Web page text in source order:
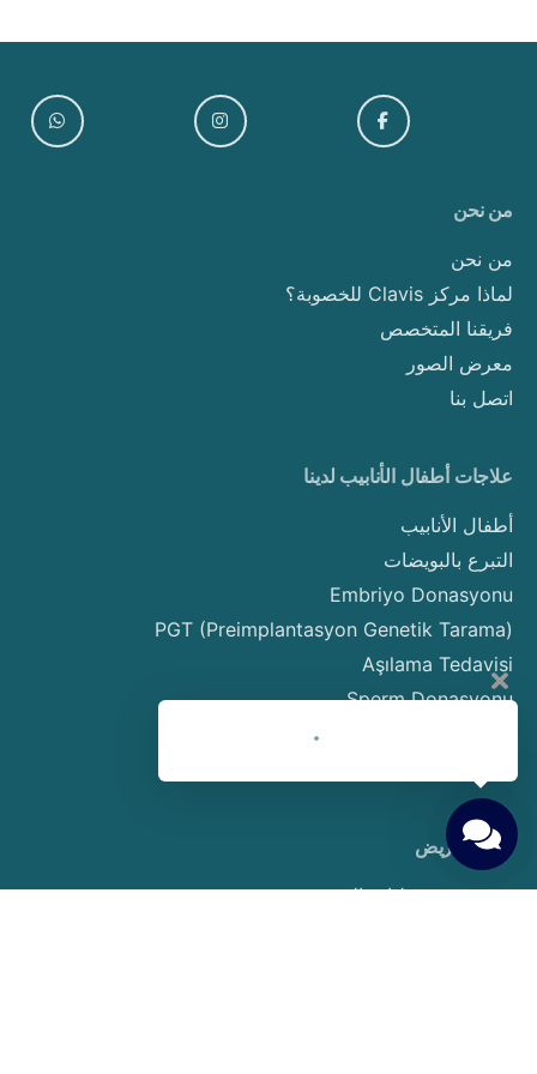
من نحن
من نحن
لماذا مركز Clavis للخصوبة؟
فريقنا المتخصص
معرض الصور
اتصل بنا
علاجات أطفال الأنابيب لدينا
أطفال الأنابيب
التبرع بالبويضات
Embriyo Donasyonu
PGT (Preimplantasyon Genetik Tarama)
Aşılama Tedavisi
Sperm Donasyonu
دليل المريض
حقوق ومسؤوليات المرضى